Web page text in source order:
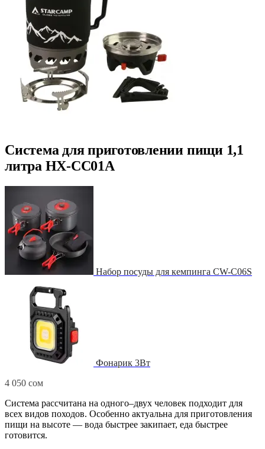
Система для приготовлении пищи 1,1
литра HX-CC01A
Набор посуды для кемпинга CW-C06S
Фонарик 3Вт
4 050 сом
Система рассчитана на одного–двух человек подходит для
всех видов походов. Особенно актуальна для приготовления
пищи на высоте — вода быстрее закипает, еда быстрее
готовится.